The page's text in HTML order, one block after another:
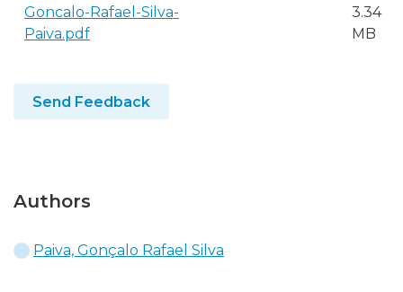
Goncalo-Rafael-Silva-
Paiva.pdf
3.34
MB
Send Feedback
Authors
Paiva, Gonçalo Rafael Silva